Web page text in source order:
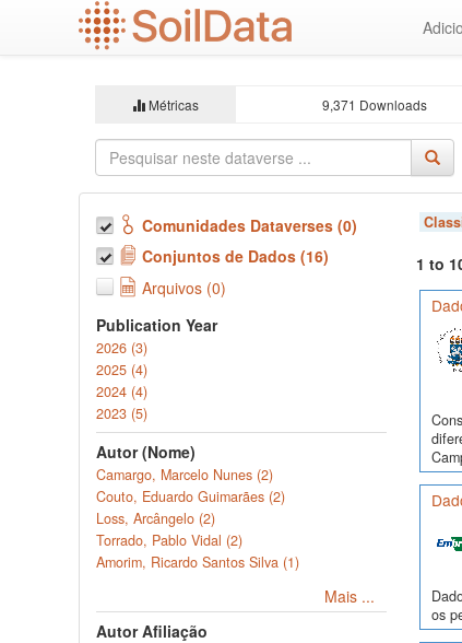
Métricas 9,371 Downloads
Comunidades Dataverses (0)
Conjuntos de Dados (16)
Arquivos (0)
Publication Year
2026 (3)
2025 (4)
2024 (4)
2023 (5)
Autor (Nome)
Camargo, Marcelo Nunes (2)
Couto, Eduardo Guimarães (2)
Loss, Arcângelo (2)
Torrado, Pablo Vidal (2)
Amorim, Ricardo Santos Silva (1)
Mais ...
Autor Afiliação
1 to
os